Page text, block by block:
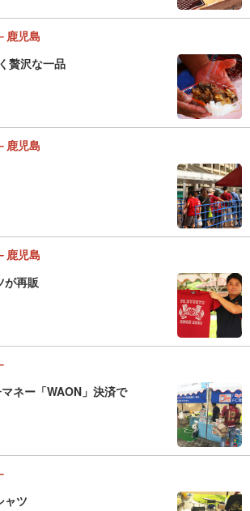
鹿児島
贅沢な一品
鹿児島
鹿児島
が再販
ネー「WAON」決済で
ャツ